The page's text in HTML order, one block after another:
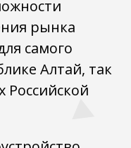
рынка
самого
Алтай, так
Российской